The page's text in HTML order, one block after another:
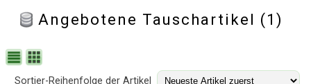
Angebotene Tauschartikel (1)
Sortier-Reihenfolge der Artikel